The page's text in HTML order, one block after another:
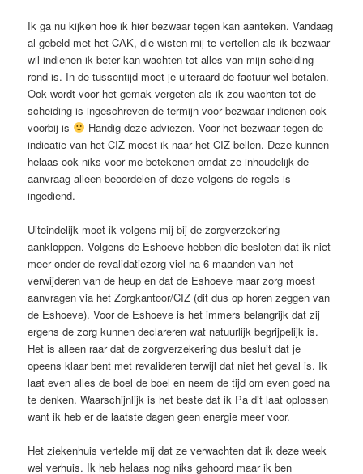
Ik ga nu kijken hoe ik hier bezwaar tegen kan aanteken. Vandaag
al gebeld met het CAK, die wisten mij te vertellen als ik bezwaar
wil indienen ik beter kan wachten tot alles van mijn scheiding
rond is. In de tussentijd moet je uiteraard de factuur wel betalen.
Ook wordt voor het gemak vergeten als ik zou wachten tot de
scheiding is ingeschreven de termijn voor bezwaar indienen ook
voorbij is
Handig deze adviezen. Voor het bezwaar tegen de
indicatie van het CIZ moest ik naar het CIZ bellen. Deze kunnen
helaas ook niks voor me betekenen omdat ze inhoudelijk de
aanvraag alleen beoordelen of deze volgens de regels is
ingediend.
Uiteindelijk moet ik volgens mij bij de zorgverzekering
aankloppen. Volgens de Eshoeve hebben die besloten dat ik niet
meer onder de revalidatiezorg viel na 6 maanden van het
verwijderen van de heup en dat de Eshoeve maar zorg moest
aanvragen via het Zorgkantoor/CIZ (dit dus op horen zeggen van
de Eshoeve). Voor de Eshoeve is het immers belangrijk dat zij
ergens de zorg kunnen declareren wat natuurlijk begrijpelijk is.
Het is alleen raar dat de zorgverzekering dus besluit dat je
opeens klaar bent met revalideren terwijl dat niet het geval is. Ik
laat even alles de boel de boel en neem de tijd om even goed na
te denken. Waarschijnlijk is het beste dat ik Pa dit laat oplossen
want ik heb er de laatste dagen geen energie meer voor.
Het ziekenhuis vertelde mij dat ze verwachten dat ik deze week
wel verhuis. Ik heb helaas nog niks gehoord maar ik ben